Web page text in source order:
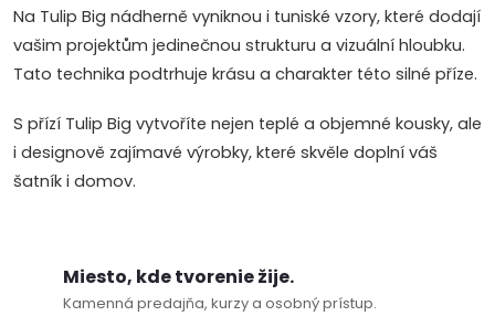
y
v
ý
p
Na Tulip Big nádherně vyniknou i tuniské vzory, které dodají
vašim projektům jedinečnou strukturu a vizuální hloubku.
Tato technika podtrhuje krásu a charakter této silné příze.
S přízí Tulip Big vytvoříte nejen teplé a objemné kousky, ale
i designově zajímavé výrobky, které skvěle doplní váš
šatník i domov.
Miesto, kde tvorenie žije.
Kamenná predajňa, kurzy a osobný prístup.